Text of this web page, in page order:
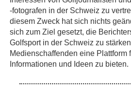
-fotografen in der Schweiz zu
diesem Zweck hat sich nichts
sich zum Ziel gesetzt, die
Golfsport in der Schweiz zu
Medienschaffenden eine Plattform
Informationen und Ideen zu bieten.